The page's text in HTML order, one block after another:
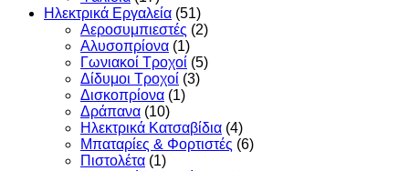
Ηλεκτρικά Εργαλεία (51)
Αεροσυμπιεστές (2)
Αλυσοπρίονα (1)
Γωνιακοί Τροχοί (5)
Δίδυμοι Τροχοί (3)
Δισκοπρίονα (1)
Δράπανα (10)
Ηλεκτρικά Κατσαβίδια (4)
Μπαταρίες & Φορτιστές (6)
Πιστολέτα (1)